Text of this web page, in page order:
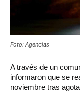
Foto: Agencias
A través de un
informaron que se
noviembre tras